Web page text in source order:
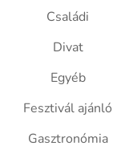
Családi
Divat
Egyéb
Fesztivál ajánló
Gasztronómia